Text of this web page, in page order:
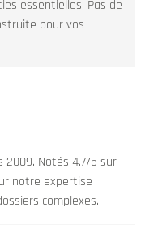
essentielles. Pas de
pour vos
2009. Notés 4.7/5 sur
notre expertise
complexes.